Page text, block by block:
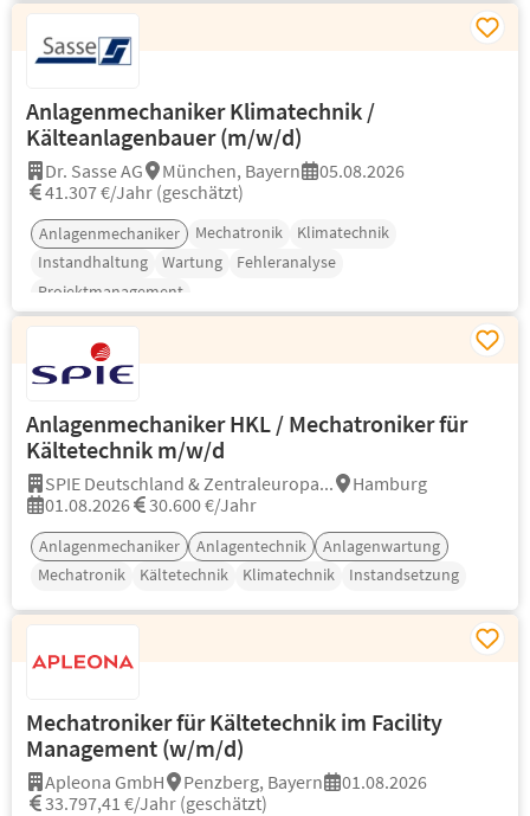
Anlagenmechaniker Klimatechnik /
Kälteanlagenbauer (m/w/d)
Dr. Sasse AG München, Bayern
05.08.2026
41.307 €/Jahr (geschätzt)
Anlagenmechaniker Mechatronik
Klimatechnik
Instandhaltung
Wartung
Fehleranalyse
Projektmanagement
Anlagenmechaniker HKL / Mechatroniker für
Kältetechnik m/w/d
SPIE Deutschland & Zentraleuropa...
Hamburg
01.08.2026
30.600 €/Jahr
Anlagenmechaniker Anlagentechnik
Anlagenwartung
Mechatronik
Kältetechnik Klimatechnik Instandsetzung
Mechatroniker für Kältetechnik im Facility
Management (w/m/d)
Apleona GmbH Penzberg, Bayern
01.08.2026
33.797,41 €/Jahr (geschätzt)